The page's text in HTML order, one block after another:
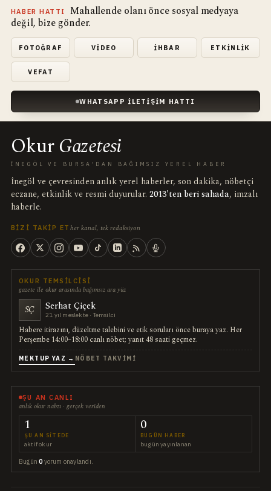
HABER HATTI
Mahallende olanı önce sosyal medyaya
değil, bize gönder.
FOTOĞRAF VIDEO İHBAR ETKINLIK
VEFAT
WHATSAPP İLETIŞIM HATTI
OkurGazetesi
İNEGÖL VE BURSA'DAN BAĞIMSIZ YEREL HABER
İnegöl ve çevresinden anlık yerel haberler, son dakika, nöbetçi
eczane, etkinlik ve resmi duyurular. 2013'ten beri sahada, imzalı
haberle.
BIZI TAKIP ET her kanal, tek redaksiyon
OKUR TEMSILCISI
gazete ile okur arasında bağımsız ara yüz
SÇ Serhat Çiçek
21 yıl meslekte · Temsilci
Habere itirazını, düzeltme talebini ve etik soruları önce buraya yaz. Her
Perşembe 14:00–18:00 canlı nöbet; yanıt 48 saati geçmez.
MEKTUP YAZ → NÖBET TAKVIMI
ŞU AN CANLI
anlık okur nabzı · gerçek veriden
1
ŞU AN SITEDE
aktif okur
0
BUGÜN HABER
bugün yayınlanan
Bugün0 yorum onaylandı.